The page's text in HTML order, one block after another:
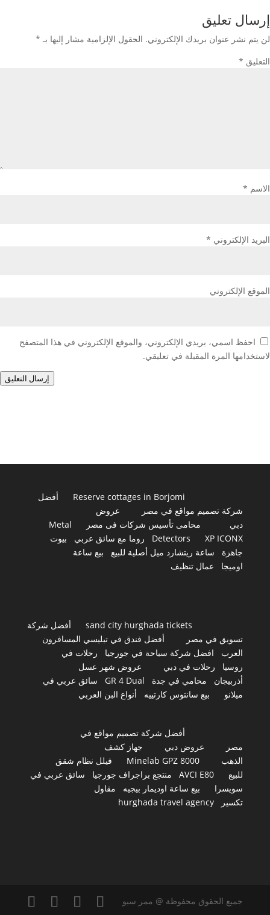
إرسال تعليق
لن يتم نشر عنوان بريدك الإلكتروني. الحقول الإلزامية مشار إليها بـ *
التعليق *
الاسم *
البريد الإلكتروني *
الموقع الإلكتروني
احفظ اسمي، بريدي الإلكتروني، والموقع الإلكتروني في هذا المتصفح
لاستخدامها المرة المقبلة في تعليقي.
إرسال التعليق
Reserve cottages in Borjomi
أفضل
شركة تصميم مواقع في مصر
عروض
دبي
محامى تأسيس شركات فى مصر
Metal
Detectors
XP ICONX روما مع سائق عربي
بيوت
جاهزة
ساعة ريتشارد ميل أصلية للبيع
بيع ساعة
اوميجا
عمال تنظيف
sand city hurghada tickets
أفضل شركة
تسويق في مصر
أفضل فندق في تبليسي المسافرون
العرب
افضل شركة سياحة في جورجيا
رحلات في
روسيا
رحلات في دبي
عروض شهر عسل
أذربيجان
محامي في جدة GR 4 Dual
سائق عربي في
ميلانو
بيع سانتوس كارتييه أنواع البن العربي
أفضل شركة تصميم مواقع في
مصر
عروض دبي
جهاز كشف
الذهب
Minelab GPZ 8000
فيلل نظام شقق
للبيع
AVCI E80 منتجع براجراف جورجيا
سائق عربي في
سويسرا
بيع ساعة اوديمار بيجيه
مقاول
تكسير
hurghada travel agency
جميع الحقوق محفوظة @ ممر سيو